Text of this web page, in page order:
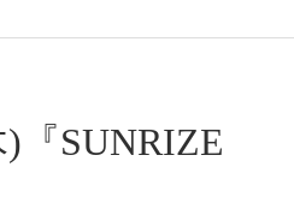
)『SUNRIZE